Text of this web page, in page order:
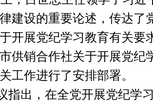
建设的重要论述 ，传达了
开展党纪学习教育有关要
市供销合作社关于开展党
工作进行了安排部署。
指出，在全党开展党纪学